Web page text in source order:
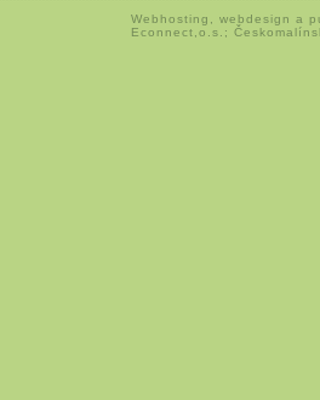
Webhosting webdesign a
Econnect,o.s.;